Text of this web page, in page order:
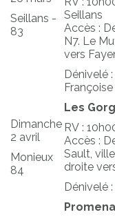
Seillans -
83
Seillans
Accès :
N7. Le
vers
Dénivelé
Françoise
Dimanche
2 avril
Monieux
84
Les
RV :
Accès :
Sault,
droite
Dénivelé